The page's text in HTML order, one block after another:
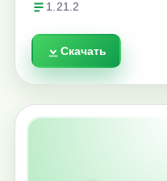
1.21.2
Скачать